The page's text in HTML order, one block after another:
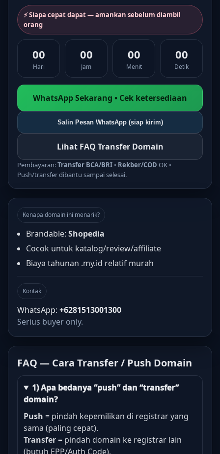
⚡ Siapa cepat dapat — amankan sebelum diambil
orang
00
Hari
00
Jam
00
Menit
00
Detik
WhatsApp Sekarang • Cek ketersediaan
Salin Pesan WhatsApp (siap kirim)
Lihat FAQ Transfer Domain
Pembayaran:Transfer BCA/BRI • Rekber/COD OK •
Push/transfer dibantu sampai selesai.
Kenapa domain ini menarik?
Brandable: Shopedia
Cocok untuk katalog/review/affiliate
Biaya tahunan .my.id relatif murah
Kontak
WhatsApp: +6281513001300
Serius buyer only.
FAQ — Cara Transfer / Push Domain
1) Apa bedanya “push” dan “transfer”
domain?
Push = pindah kepemilikan di registrar yang
sama (paling cepat).
Transfer = pindah domain ke registrar lain
(butuh EPP/Auth Code).